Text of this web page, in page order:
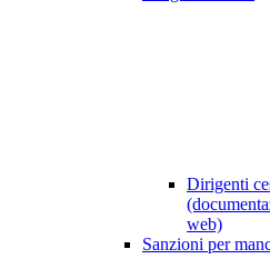
Dirigenti
web)
Sanzioni per